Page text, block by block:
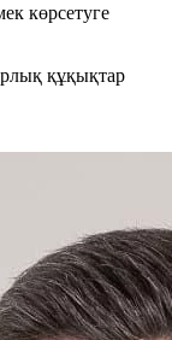
көрсетуге
құқықтар